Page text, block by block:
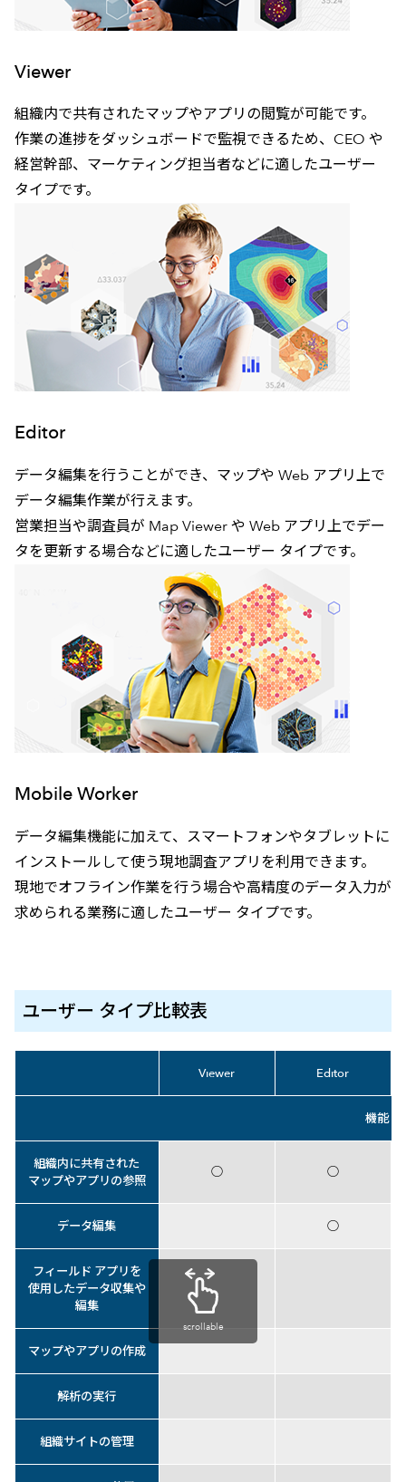
Viewer
組織内で共有されたマップやアプリの閲覧が可能です。
作業の進捗をダッシュボードで監視できるため、CEO や
経営幹部、マーケティング担当者などに適したユーザー
タイプです。
Editor
データ編集を行うことができ、マップや Web アプリ上で
データ編集作業が行えます。
営業担当や調査員が Map Viewer や Web アプリ上でデー
タを更新する場合などに適したユーザー タイプです。
Mobile Worker
データ編集機能に加えて、スマートフォンやタブレットに
インストールして使う現地調査アプリを利用できます。
現地でオフライン作業を行う場合や高精度のデータ入力が
求められる業務に適したユーザー タイプです。
ユーザー タイプ比較表
ArcGIS ユーザー タイプ別機能比較表
Viewer Editor
機能
組織内に共有された
マップやアプリの参照
○ ○
データ編集 ○
フィールド アプリを
使用したデータ収集や
編集
マップやアプリの作成
解析の実行
組織サイトの管理
scrollable